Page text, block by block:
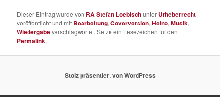
Dieser Eintrag wurde von RA Stefan Loebischunter Urheberrecht
veröffentlicht und mit Bearbeitung,Coverversion,Heino,Musik,
Wiedergabeverschlagwortet. Setze ein Lesezeichen für den
Permalink.
Stolz präsentiert von WordPress